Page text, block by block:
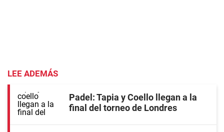
LEE ADEMÁS
Padel: Tapia y Coello llegan a la
final del torneo de Londres